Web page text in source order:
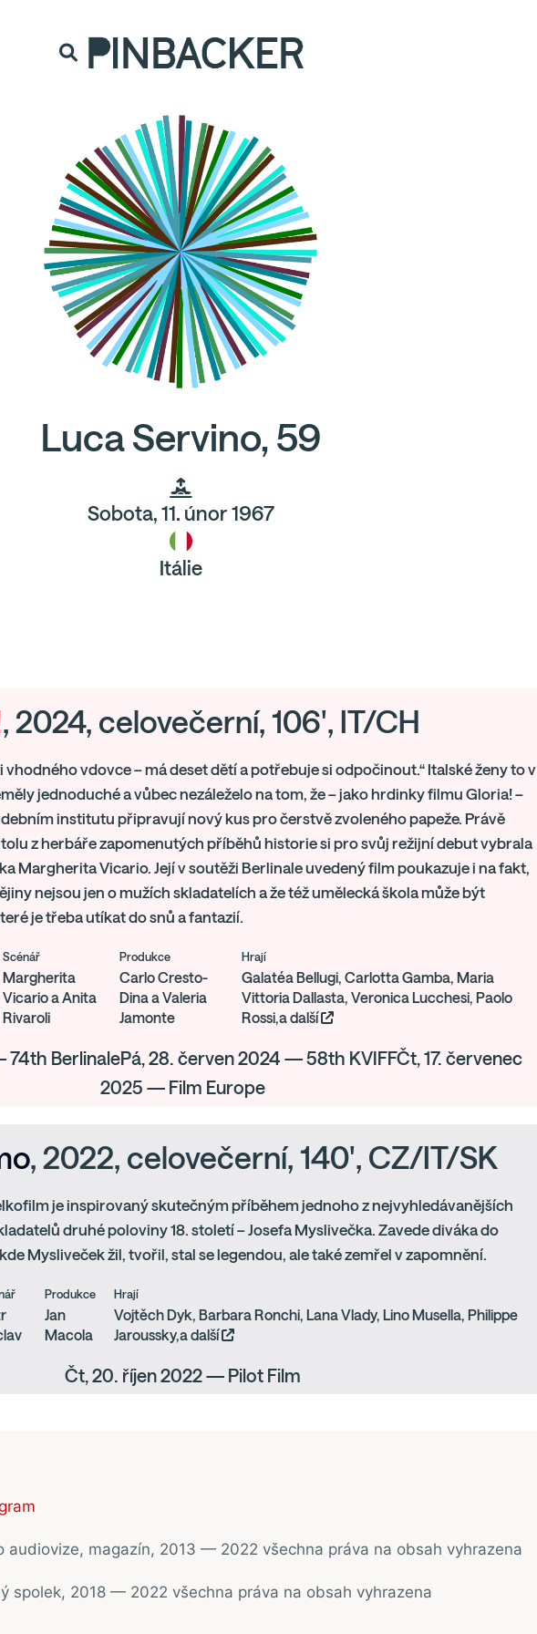
PINBACKER
Luca Servino, 59
Sobota, 11. únor 1967
Itálie
, 2024, celovečerní, 106', IT/CH
vhodného vdovce – má deset dětí a potřebuje si odpočinout.“ Italské ženy to v
jednoduché a vůbec nezáleželo na tom, že – jako hrdinky filmu Gloria! –
institutu připravují nový kus pro čerstvě zvoleného papeže. Právě
z herbáře zapomenutých příběhů historie si pro svůj režijní debut vybrala
Margherita Vicario. Její v soutěži Berlinale uvedený film poukazuje i na fakt,
nejsou jen o mužích skladatelích a že též umělecká škola může být
je třeba utíkat do snů a fantazií.
Scénář
Margherita
Vicario a Anita
Rivaroli
Produkce
Carlo Cresto-
Dina a Valeria
Jamonte
Hrají
Galatéa Bellugi, Carlotta Gamba, Maria
Vittoria Dallasta, Veronica Lucchesi, Paolo
Rossi,a další
BerlinalePá, 28. červen 2024 — 58th KVIFFČt, 17. červenec
2025 — Film Europe
, 2022, celovečerní, 140', CZ/IT/SK
je inspirovaný skutečným příběhem jednoho z nejvyhledávanějších
druhé poloviny 18. století – Josefa Myslivečka. Zavede diváka do
Mysliveček žil, tvořil, stal se legendou, ale také zemřel v zapomnění.
Produkce
Jan
Macola
Hrají
Vojtěch Dyk, Barbara Ronchi, Lana Vlady, Lino Musella, Philippe
Jaroussky,a další
Čt, 20. říjen 2022 — Pilot Film
audiovize, magazín, 2013 — 2022 všechna práva na obsah vyhrazena
spolek, 2018 — 2022 všechna práva na obsah vyhrazena